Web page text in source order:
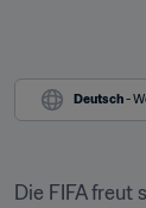
Deutsch -
Die FIFA freut